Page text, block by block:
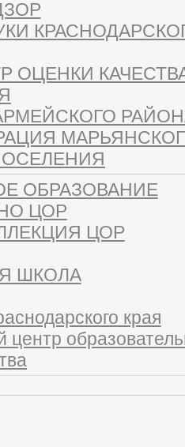
ОЦЕНКИ
ОБРАЗОВАНИЕ
ЦОР
ЦОР
ШКОЛА
края